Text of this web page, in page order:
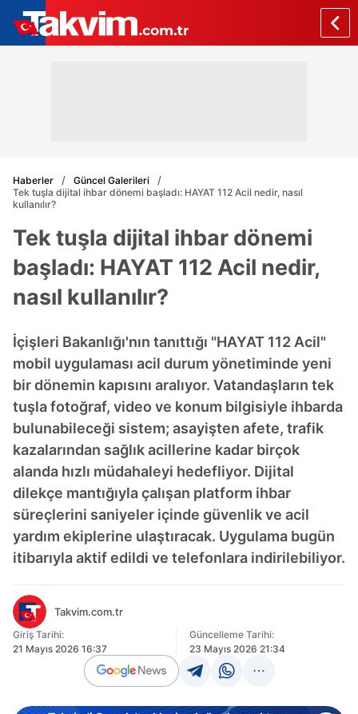
Haberler
Güncel Galerileri
Tek tuşla dijital ihbar dönemi başladı: HAYAT 112 Acil nedir, nasıl
kullanılır?
Tek tuşla dijital ihbar dönemi
başladı: HAYAT 112 Acil nedir,
nasıl kullanılır?
İçişleri Bakanlığı'nın tanıttığı "HAYAT 112 Acil"
mobil uygulaması acil durum yönetiminde yeni
bir dönemin kapısını aralıyor. Vatandaşların tek
tuşla fotoğraf, video ve konum bilgisiyle ihbarda
bulunabileceği sistem; asayişten afete, trafik
kazalarından sağlık acillerine kadar birçok
alanda hızlı müdahaleyi hedefliyor. Dijital
dilekçe mantığıyla çalışan platform ihbar
süreçlerini saniyeler içinde güvenlik ve acil
yardım ekiplerine ulaştıracak. Uygulama bugün
itibarıyla aktif edildi ve telefonlara indirilebiliyor.
Takvim.com.tr
Giriş Tarihi:
21 Mayıs 2026 16:37
Güncelleme Tarihi:
23 Mayıs 2026 21:34